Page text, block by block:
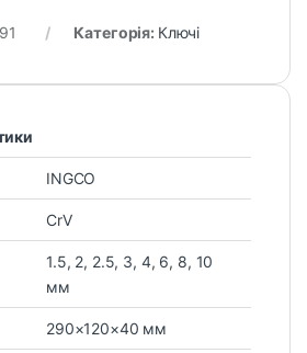
Категорія: Ключі
INGCO
CrV
1.5, 2, 2.5, 3, 4, 6, 8, 10
мм
290×120×40 мм